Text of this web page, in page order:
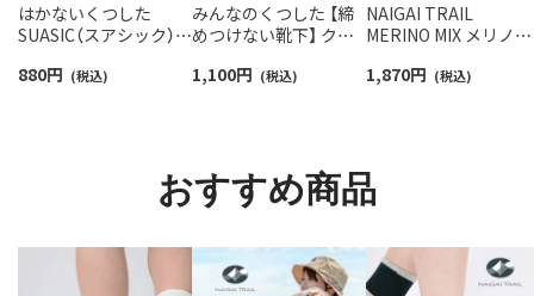
はかないくつした
SUASIC（スアシック）
抗菌防臭 ソックス メン
880円 (税込)
みんなのくつした 【締
めつけない靴下】 クル
【24-26cm】【26-28cm】
1,100円 (税込)
NAIGAI TRAIL
MERINO MIX メリノウ
ツソックス アーチフィ
送】90370010
1,870円 (税込)
おすすめ商品